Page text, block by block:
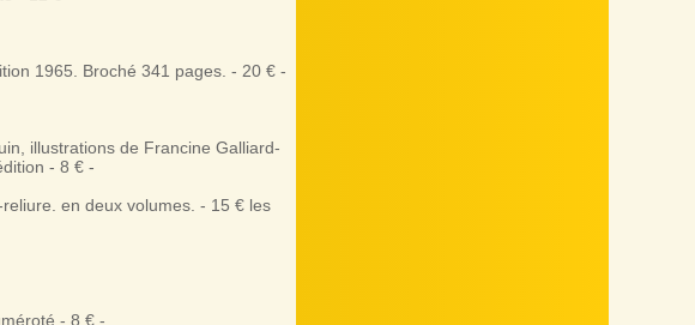
1965. Broché 341 pages. - 20 € -
illustrations de Francine Galliard-
- 8 € -
en deux volumes. - 15 € les
- 8 € -